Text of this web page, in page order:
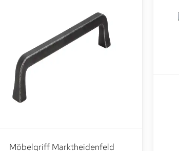
Möbelgriff Marktheidenfeld